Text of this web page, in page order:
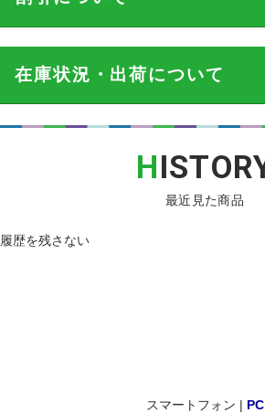
在庫状況・出荷について
H
最近見た商品
履歴を残さない
スマートフォン | PC